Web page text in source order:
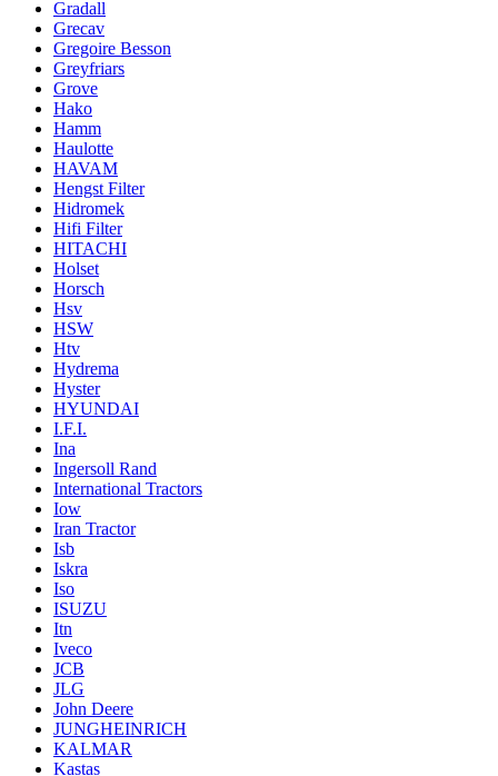
Gradall
Grecav
Gregoire Besson
Greyfriars
Grove
Hako
Hamm
Haulotte
HAVAM
Hengst Filter
Hidromek
Hifi Filter
HITACHI
Holset
Horsch
Hsv
HSW
Htv
Hydrema
Hyster
HYUNDAI
I.F.I.
Ina
Ingersoll Rand
International Tractors
Iow
Iran Tractor
Isb
Iskra
Iso
ISUZU
Itn
Iveco
JCB
JLG
John Deere
JUNGHEINRICH
KALMAR
Kastas